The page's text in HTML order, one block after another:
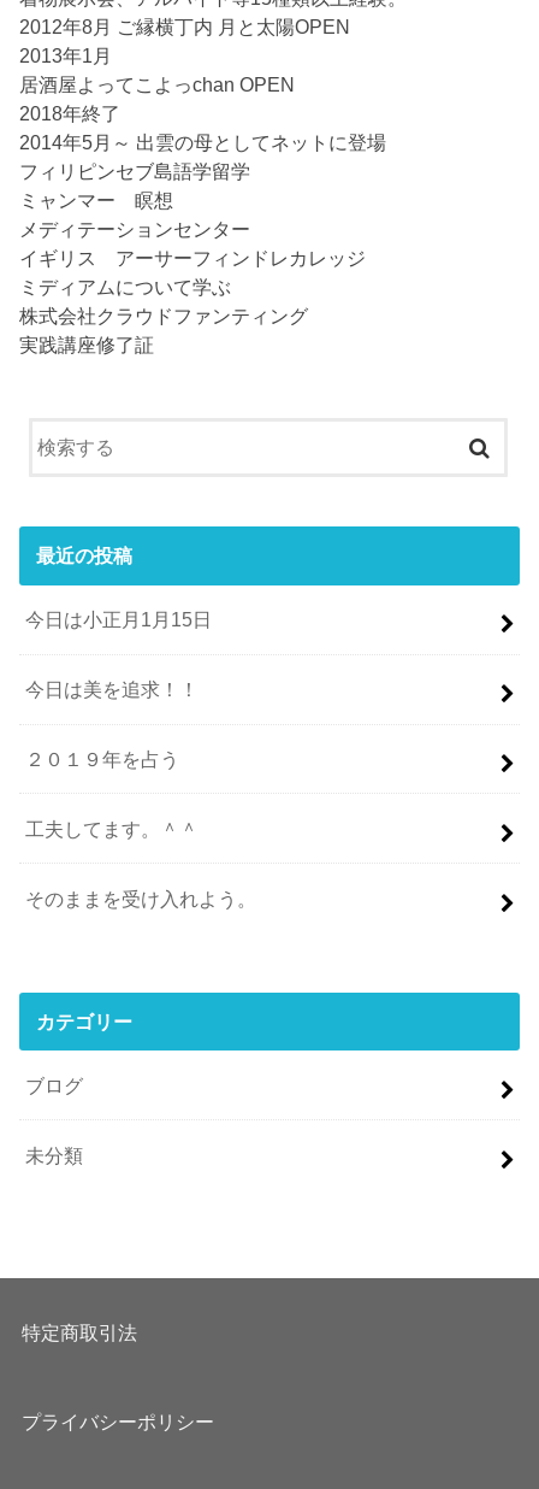
2012年8月 ご縁横丁内 月と太陽OPEN
2013年1月
居酒屋よってこよっchan OPEN
2018年終了
2014年5月～ 出雲の母としてネットに登場
フィリピンセブ島語学留学
ミャンマー 瞑想
メディテーションセンター
イギリス アーサーフィンドレカレッジ
ミディアムについて学ぶ
株式会社クラウドファンティング
実践講座修了証
最近の投稿
今日は小正月1月15日
今日は美を追求！！
２０１９年を占う
工夫してます。＾＾
そのままを受け入れよう。
カテゴリー
ブログ
未分類
特定商取引法
プライバシーポリシー